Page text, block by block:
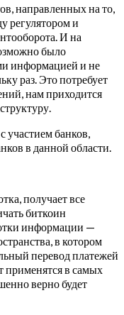
направленных на то,
регулятором и
И на
было
информацией и не
раз. Это потребует
нам приходится
участием банков,
в данной области.
получает все
биткоин
информации —
в котором
перевод платежей
применятся в самых
верно будет